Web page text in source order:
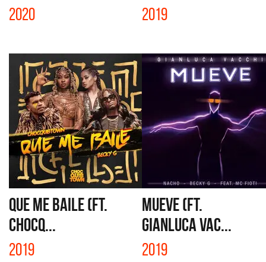
2020 2019
QUE ME BAILE (FT.
CHOCQ...
2019
MUEVE (FT.
GIANLUCA VAC...
2019